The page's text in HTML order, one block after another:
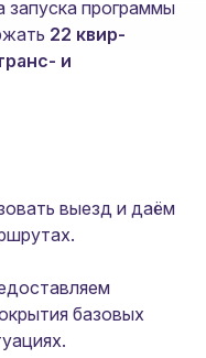
запуска программы
22 квир-
и
выезд и даём
базовых